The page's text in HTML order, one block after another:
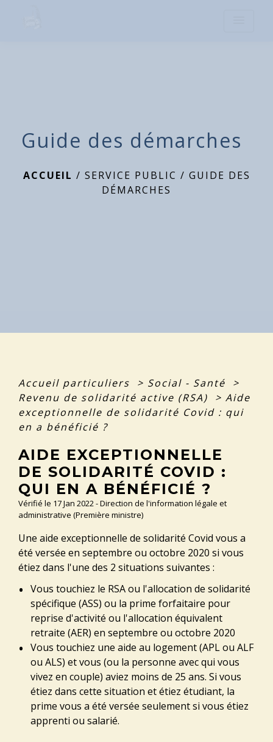
Guide des démarches
ACCUEIL / SERVICE PUBLIC / GUIDE DES
DÉMARCHES
Accueil particuliers > Social - Santé
>
Revenu de solidarité active (RSA)
> Aide
exceptionnelle de solidarité Covid : qui
en a bénéficié ?
AIDE EXCEPTIONNELLE
DE SOLIDARITÉ COVID :
QUI EN A BÉNÉFICIÉ ?
Vérifié le 17 Jan 2022 - Direction de l'information légale et
administrative (Première ministre)
Une aide exceptionnelle de solidarité Covid vous a
été versée en septembre ou octobre 2020 si vous
étiez dans l'une des 2 situations suivantes :
Vous touchiez le RSA ou l'allocation de solidarité
spécifique (ASS) ou la prime forfaitaire pour
reprise d'activité ou l'allocation équivalent
retraite (AER) en septembre ou octobre 2020
Vous touchiez une aide au logement (APL ou ALF
ou ALS) et vous (ou la personne avec qui vous
vivez en couple) aviez moins de 25 ans. Si vous
étiez dans cette situation et étiez étudiant, la
prime vous a été versée seulement si vous étiez
apprenti ou salarié.